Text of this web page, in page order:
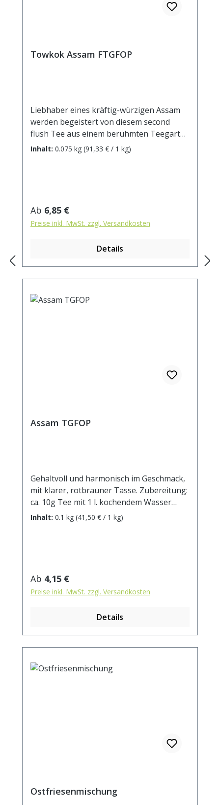
Towkok Assam FTGFOP
Liebhaber eines kräftig-würzigen Assam
werden begeistert von diesem second
flush Tee aus einem berühmten Teegarten
im Sibsagar-Gebiet sein. Die Premium-
aufgiessen. Ziehzeit: ca. 3 min.
Inhalt: 0.075 kg (91,33 € / 1 kg)
Regulärer Preis:
Ab 6,85 €
Preise inkl. MwSt. zzgl. Versandkosten
Details
Assam TGFOP
Gehaltvoll und harmonisch im Geschmack,
mit klarer, rotbrauner Tasse. Zubereitung:
ca. 10g Tee mit 1 l. kochendem Wasser
aufgiessen. Ziehzeit: ca. 3 min / anregend -
Inhalt: 0.1 kg (41,50 € / 1 kg)
Regulärer Preis:
Ab 4,15 €
Preise inkl. MwSt. zzgl. Versandkosten
Details
Ostfriesenmischung